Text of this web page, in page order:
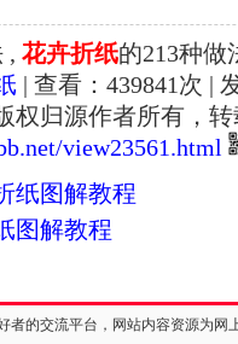
, 花卉折纸的213种做
| 查看： 439841次 |
权归源作者所有，
view23561.html
纸图解教程
图解教程
者的交流平台，网站内容资源为